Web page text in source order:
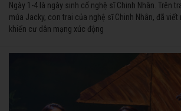
Ngày 1-4 là ngày sinh cố nghệ sĩ Chinh Nhân. Trên
múa Jacky, con trai của nghệ sĩ Chinh Nhân, đã
khiến cư dân mạng xúc động